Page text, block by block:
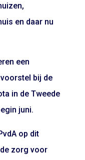
en daar nu
een
bij de
in de Tweede
juni.
op dit
zorg voor